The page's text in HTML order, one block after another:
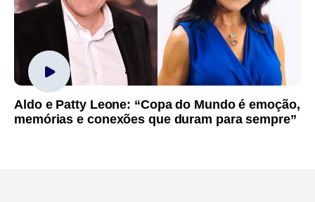
Aldo e Patty Leone: “Copa do Mundo é emoção,
memórias e conexões que duram para sempre”